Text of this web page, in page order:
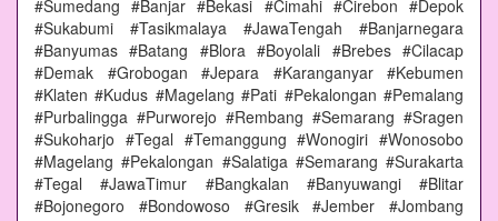
#Sumedang #Banjar #Bekasi #Cimahi #Cirebon #Depok
#Sukabumi #Tasikmalaya #JawaTengah #Banjarnegara
#Banyumas #Batang #Blora #Boyolali #Brebes #Cilacap
#Demak #Grobogan #Jepara #Karanganyar #Kebumen
#Klaten #Kudus #Magelang #Pati #Pekalongan #Pemalang
#Purbalingga #Purworejo #Rembang #Semarang #Sragen
#Sukoharjo #Tegal #Temanggung #Wonogiri #Wonosobo
#Magelang #Pekalongan #Salatiga #Semarang #Surakarta
#Tegal #JawaTimur #Bangkalan #Banyuwangi #Blitar
#Bojonegoro #Bondowoso #Gresik #Jember #Jombang